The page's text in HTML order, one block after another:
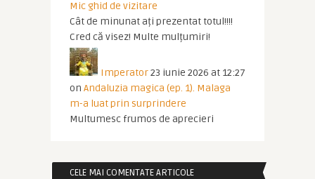
Mic ghid de vizitare
Cât de minunat ați prezentat totul!!!!
Cred că visez! Multe mulțumiri!
Imperator23 iunie 2026 at 12:27
on Andaluzia magica (ep. 1). Malaga
m-a luat prin surprindere
Multumesc frumos de aprecieri
CELE MAI COMENTATE ARTICOLE